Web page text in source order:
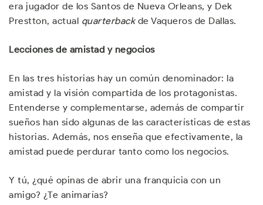
era jugador de los Santos de Nueva Orleans, y Dek
Prestton, actual quarterbackde Vaqueros de Dallas.
Lecciones de amistad y negocios
En las tres historias hay un común denominador: la
amistad y la visión compartida de los protagonistas.
Entenderse y complementarse, además de compartir
sueños han sido algunas de las características de estas
historias. Además, nos enseña que efectivamente, la
amistad puede perdurar tanto como los negocios.
Y tú, ¿qué opinas de abrir una franquicia con un
amigo? ¿Te animarías?